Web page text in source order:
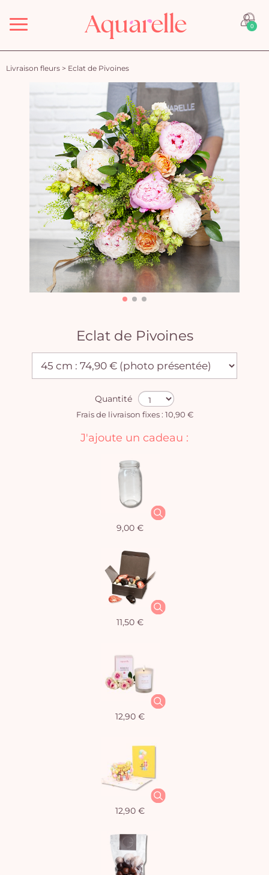
Menu 0
Livraison fleurs > Eclat de Pivoines
Eclat de Pivoines
Quantité
Frais de livraison fixes : 10,90 €
J'ajoute un cadeau :
9,00 €
11,50 €
12,90 €
12,90 €